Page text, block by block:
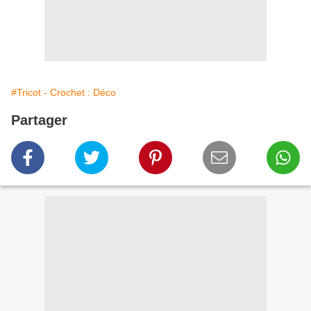
#Tricot - Crochet : Déco
Partager